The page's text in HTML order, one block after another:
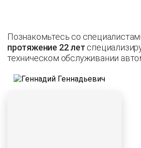
Познакомьтесь со
протяжение 22 лет
техническом обслуживании